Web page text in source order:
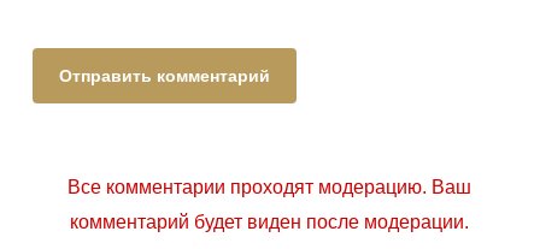
Все комментарии проходят модерацию. Ваш
комментарий будет виден после модерации.